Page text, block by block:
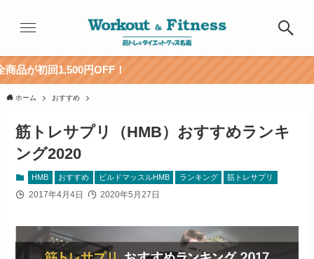
円OFF！
ホーム おすすめ
筋トレサプリ（HMB）おすすめランキ
ング2020
HMB おすすめ ビルドマッスルHMB ランキング 筋トレサプリ
2017年4月4日 2020年5月27日